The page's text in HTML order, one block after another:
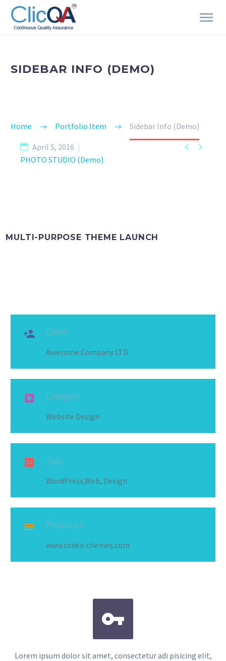
SIDEBAR INFO (DEMO)
Home Portfolio Item Sidebar Info (Demo)
 
April 5, 2016
PHOTO STUDIO (Demo)
MULTI-PURPOSE THEME LAUNCH
 Client
Awesome Company LTD
 Category
Website Design
 Tags
WordPress,Web, Design
 Project url
www.codex-themes.com


Lorem ipsum dolor sit amet, consectetur adi pisicing elit,